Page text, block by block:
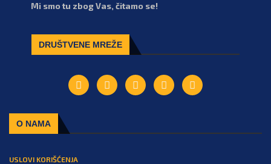
Mi smo tu zbog Vas, čitamo se!
DRUŠTVENE MREŽE
O NAMA
USLOVI KORIŠĆENJA